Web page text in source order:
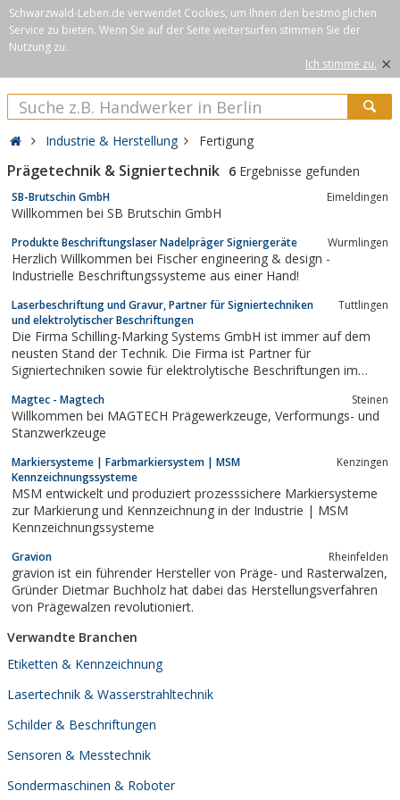
Schwarzwald-Leben.de verwendet Cookies, um Ihnen den bestmöglichen
Service zu bieten. Wenn Sie auf der Seite weitersurfen stimmen Sie der
Nutzung zu.
Ich stimme zu. ×
Industrie & Herstellung Fertigung
Prägetechnik & Signiertechnik 6 Ergebnisse gefunden
SB-Brutschin GmbH Eimeldingen
Willkommen bei SB Brutschin GmbH
Produkte Beschriftungslaser Nadelpräger Signiergeräte Wurmlingen
Herzlich Willkommen bei Fischer engineering & design -
Industrielle Beschriftungssysteme aus einer Hand!
Laserbeschriftung und Gravur, Partner für Signiertechniken
und elektrolytischer Beschriftungen
Tuttlingen
Die Firma Schilling-Marking Systems GmbH ist immer auf dem
neusten Stand der Technik. Die Firma ist Partner für
Signiertechniken sowie für elektrolytische Beschriftungen im
Produktkennzeichnung als auch für die dauerhafte
Kennzeichnung von Medizinprodukten
Magtec - Magtech Steinen
Willkommen bei MAGTECH Prägewerkzeuge, Verformungs- und
Stanzwerkzeuge
Markiersysteme | Farbmarkiersystem | MSM
Kennzeichnungssysteme
Kenzingen
MSM entwickelt und produziert prozesssichere Markiersysteme
zur Markierung und Kennzeichnung in der Industrie | MSM
Kennzeichnungssysteme
Gravion Rheinfelden
gravion ist ein führender Hersteller von Präge- und Rasterwalzen,
Gründer Dietmar Buchholz hat dabei das Herstellungsverfahren
von Prägewalzen revolutioniert.
Verwandte Branchen
Etiketten & Kennzeichnung
Lasertechnik & Wasserstrahltechnik
Schilder & Beschriftungen
Sensoren & Messtechnik
Sondermaschinen & Roboter